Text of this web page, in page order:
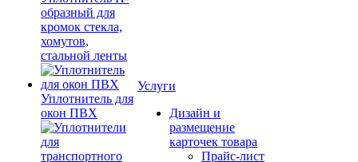
образный для
кромок стекла,
хомутов,
стальной ленты
Уплотнитель для
окон ПВХ
Услуги
Дизайн и
размещение
карточек товара
Прайс-лист